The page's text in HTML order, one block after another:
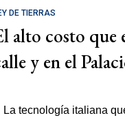
DE TIERRAS
alto costo que
y en el